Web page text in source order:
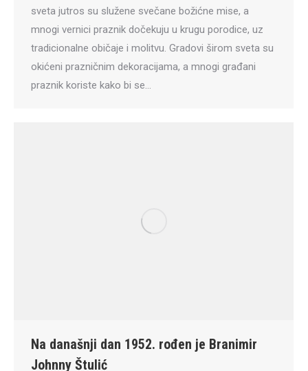
sveta jutros su služene svečane božićne mise, a
mnogi vernici praznik dočekuju u krugu porodice, uz
tradicionalne običaje i molitvu. Gradovi širom sveta su
okićeni prazničnim dekoracijama, a mnogi građani
praznik koriste kako bi se…
Na današnji dan 1952. rođen je Branimir
Johnny Štulić